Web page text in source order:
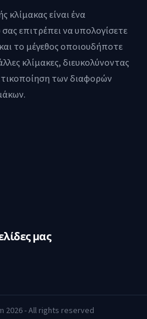
είναι ένα
επιτρέπει να υπολογίσετε
το μέγεθος οποιουδήποτε
κλίμακες, διευκολύνοντας
των διαφορών
μας
2026 - All rights reserved